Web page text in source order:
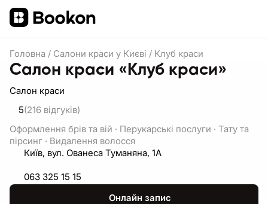
Головна / Салони краси у Києві / Клуб краси
Салон краси «Клуб краси»
Салон краси
5(216 відгуків)
Оформлення брів та вій · Перукарські послуги · Тату та
пірсинг · Видалення волосся
Київ, вул. Ованеса Туманяна, 1А
063 325 15 15
Онлайн запис